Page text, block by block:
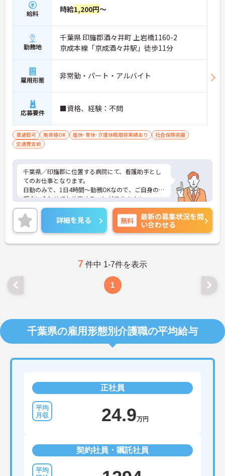
給料 時給1,200円～
勤務地
千葉県 印旛郡酒々井町 上岩橋1160-2
京成本線「京成酒々井駅」徒歩11分
雇用形態 非常勤・パート・アルバイト
応募要件 ■資格、経験：不問
車通勤可 無資格OK 産休･育休･介護休暇取得実績あり
社会保険完備
交通費支給
千葉県／印旛郡に位置する病院にて、看護助手とし
てのお仕事となります。
日勤のみで、1日4時間～勤務OKなので、ご自身のご
都合に合わせてお仕事することができます！
職員用レストランやストレスチェックなど、充実し
た福利厚生があるので、安心してお仕事できます♪
ご興味ある方は面接ポイントをお伝えしますので、
お気軽にお問い合わせください♪
詳細を見る 無料
最新の募集状況を問
い合わせる
7 件中 1-7件を表示
1
千葉県の雇用形態別介護職の平均給与
正社員
24.9万円
契約社員・嘱託社員